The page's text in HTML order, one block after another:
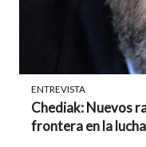
ENTREVISTA
Chediak: Nuevos
frontera en la